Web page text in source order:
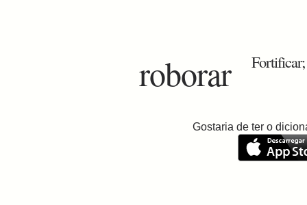
roborar
Gostaria de ter o